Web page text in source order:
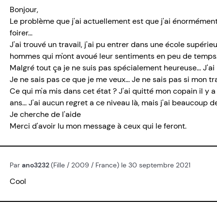
Bonjour,
Le problème que j'ai actuellement est que j'ai
foirer...
J'ai trouvé un travail, j'ai pu entrer dans une école
hommes qui m'ont avoué leur sentiments en peu de
Malgré tout ça je ne suis pas spécialement heureuse...
Je ne sais pas ce que je me veux... Je ne sais pas si mon
Ce qui m'a mis dans cet état ? J'ai quitté mon copain il y
ans... J'ai aucun regret a ce niveau là, mais j'ai beaucoup
Je cherche de l'aide
Merci d'avoir lu mon message à ceux qui le feront.
Par ano3232(Fille / 2009 / France) le 30 septembre 2021
Cool